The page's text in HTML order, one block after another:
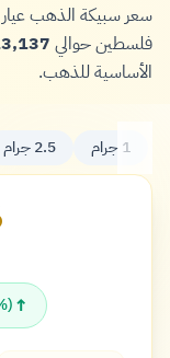
فلسطين حوالي 13,137
الأساسية للذهب.
1 جرام 2.5 جرام
↑